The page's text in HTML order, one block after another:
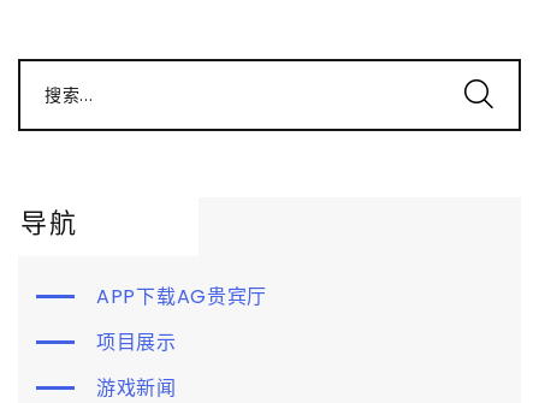
搜索...
导航
APP下载AG贵宾厅
项目展示
游戏新闻